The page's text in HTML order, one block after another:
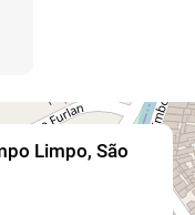
Limpo, São